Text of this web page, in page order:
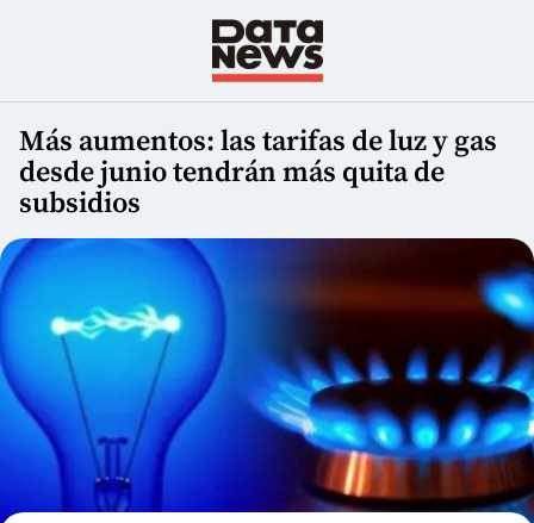
Más aumentos: las tarifas de luz y gas
desde junio tendrán más quita de
subsidios